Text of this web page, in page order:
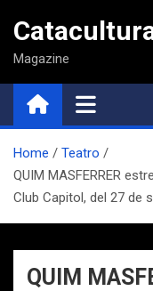
contenido
Magazine
Home
Teatro
QUIM MASFERRER
Club Capitol, del 27 de
QUIM